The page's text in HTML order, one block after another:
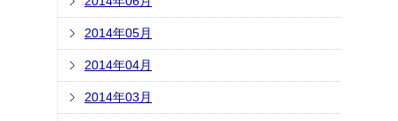
2014年05月
2014年04月
2014年03月